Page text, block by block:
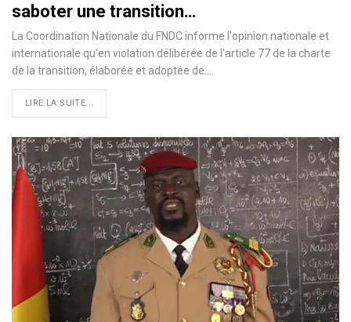
saboter une transition…
La Coordination Nationale du FNDC informe l'opinion nationale et
internationale qu'en violation délibérée de l'article 77 de la charte
de la transition, élaborée et adoptée de…
LIRE LA SUITE...